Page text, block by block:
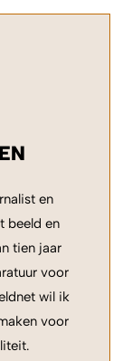
en
beeld en
tien jaar
voor
wil ik
voor